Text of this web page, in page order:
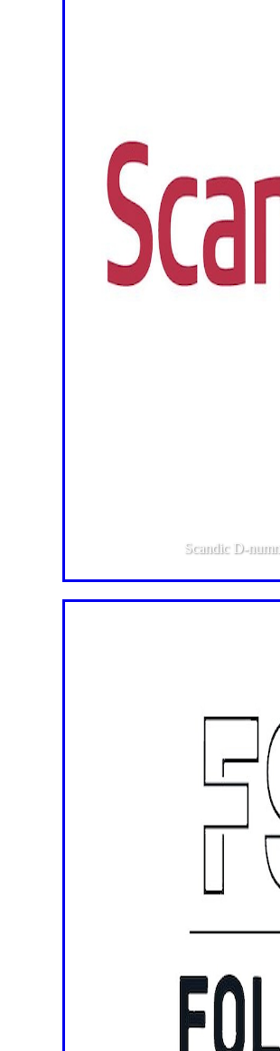
Scandic D-